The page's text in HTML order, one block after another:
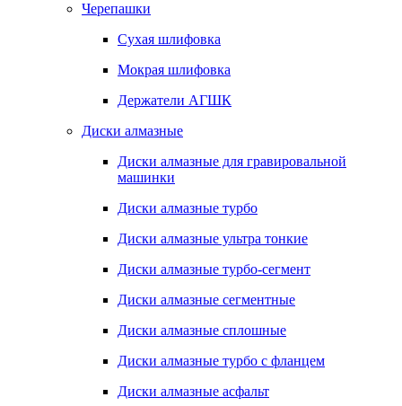
Черепашки
Сухая шлифовка
Мокрая шлифовка
Держатели АГШК
Диски алмазные
Диски алмазные для гравировальной
машинки
Диски алмазные турбо
Диски алмазные ультра тонкие
Диски алмазные турбо-сегмент
Диски алмазные сегментные
Диски алмазные сплошные
Диски алмазные турбо с фланцем
Диски алмазные асфальт